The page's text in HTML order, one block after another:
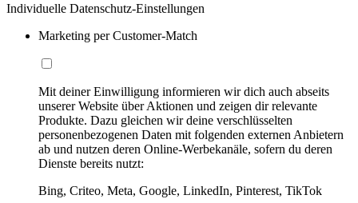
Individuelle Datenschutz-Einstellungen
Marketing per Customer-Match
Mit deiner Einwilligung informieren wir dich auch abseits
unserer Website über Aktionen und zeigen dir relevante
Produkte. Dazu gleichen wir deine verschlüsselten
personenbezogenen Daten mit folgenden externen Anbietern
ab und nutzen deren Online-Werbekanäle, sofern du deren
Dienste bereits nutzt:
Bing, Criteo, Meta, Google, LinkedIn, Pinterest, TikTok